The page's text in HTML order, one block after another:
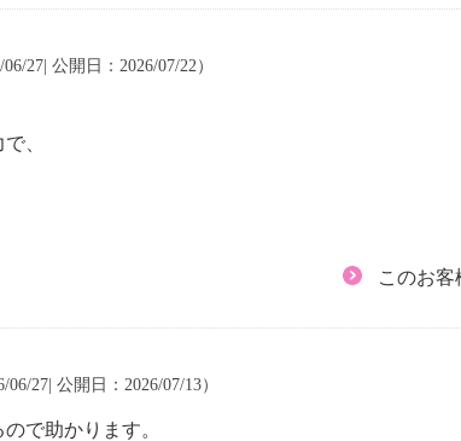
27| 公開日：2026/07/22）
、
このお客
27| 公開日：2026/07/13）
で助かります。